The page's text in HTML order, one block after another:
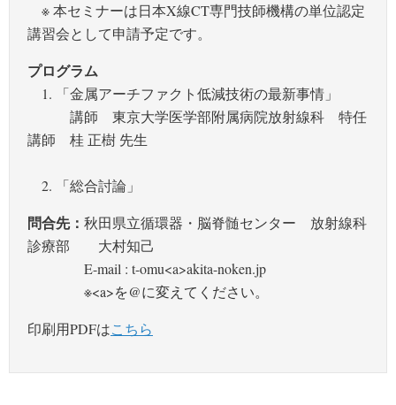
※ 本セミナーは日本X線CT専門技師機構の単位認定
講習会として申請予定です。
プログラム
1. 「金属アーチファクト低減技術の最新事情」
講師 東京大学医学部附属病院放射線科 特任
講師 桂 正樹 先生
2. 「総合討論」
問合先： 秋田県立循環器・脳脊髄センター 放射線科
診療部 大村知己
E-mail : t-omu<a>akita-noken.jp
※<a>を@に変えてください。
印刷用PDFはこちら